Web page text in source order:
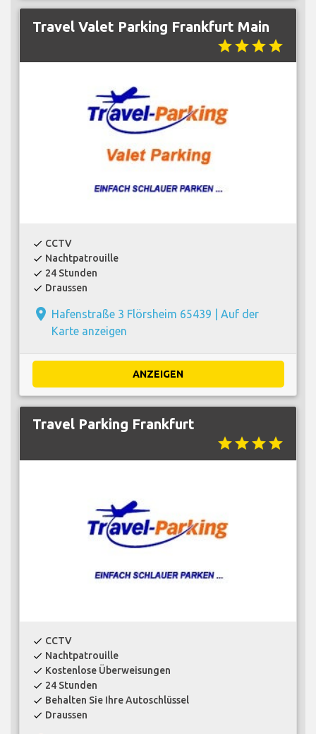
Travel Valet Parking Frankfurt Main
starstarstarstar
check CCTV
check Nachtpatrouille
check 24 Stunden
check Draussen
place Hafenstraße 3 Flörsheim 65439 | Auf der
Karte anzeigen
ANZEIGEN
Travel Parking Frankfurt
starstarstarstar
check CCTV
check Nachtpatrouille
check Kostenlose Überweisungen
check 24 Stunden
check Behalten Sie Ihre Autoschlüssel
check Draussen